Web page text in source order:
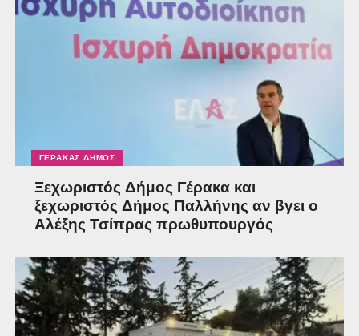
ΓΈΡΑΚΑΣ ΔΉΜΟΣ
Ξεχωριστός Δήμος Γέρακα και
ξεχωριστός Δήμος Παλλήνης αν βγει ο
Αλέξης Τσίπρας πρωθυπουργός